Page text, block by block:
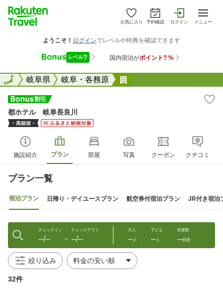
お気に入り 予約確認 ログイン メニュー
全国岐阜県 岐阜・各務原
全国
都ホテル 岐阜長良川
施設紹介 プラン 部屋 写真 クーポン クチコミ
プラン一覧
宿泊プラン 日帰り・デイユースプラン 航空券付宿泊プラン JR付き宿泊
チェックイン
--/-- 〜
チェックアウト
--/--
大人
--人
子ども
--人
部屋数
--部屋
絞り込み
32件